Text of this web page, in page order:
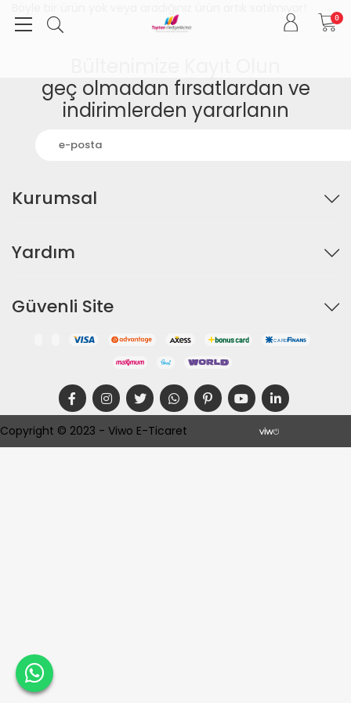
0
geç olmadan fırsatlardan ve
indirimlerden yararlanın
Kurumsal
Yardım
Güvenli Site
Copyright © 2023 - Viwo E-Ticaret